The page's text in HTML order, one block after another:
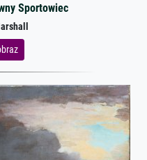
Sportowiec